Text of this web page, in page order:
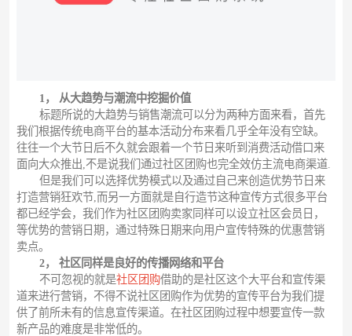
1， 从大趋势与潮流中挖掘价值
标题所说的大趋势与销售潮流可以分为两种方面来看，首先
我们根据传统电商平台的基本活动分布来看几乎全年没有空缺。
往往一个大节日后不久就会跟着一个节日来听到消费活动借口来
面向大众推出,不是说我们通过社区团购也完全效仿主流电商渠道.
但是我们可以选择优势模式以及通过自己来创造优势节日来
打造营销狂欢节,而另一方面就是自行造节这种宣传方式很多平台
都已经学会，我们作为社区团购卖家同样可以设立社区会员日，
等优势的营销日期，通过特殊日期来向用户宣传特殊的优惠营销
卖点。
2， 社区同样是良好的传播网络和平台
不可忽视的就是社区团购借助的是社区这个大平台和宣传渠
道来进行营销，不得不说社区团购作为优势的宣传平台为我们提
供了前所未有的信息宣传渠道。在社区团购过程中想要宣传一款
新产品的难度是非常低的。